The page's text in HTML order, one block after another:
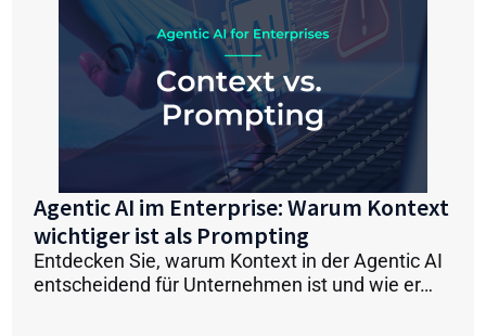
Agentic AI im Enterprise: Warum Kontext
wichtiger ist als Prompting
Entdecken Sie, warum Kontext in der Agentic AI
entscheidend für Unternehmen ist und wie er…